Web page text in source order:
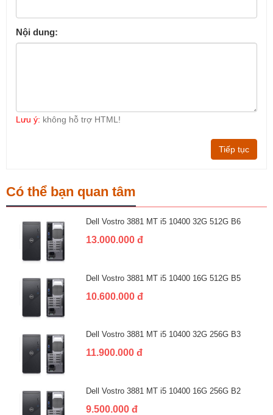
Nội dung:
Lưu ý: không hỗ trợ HTML!
Tiếp tục
Có thể bạn quan tâm
Dell Vostro 3881 MT i5 10400 32G 512G B6
13.000.000 đ
Dell Vostro 3881 MT i5 10400 16G 512G B5
10.600.000 đ
Dell Vostro 3881 MT i5 10400 32G 256G B3
11.900.000 đ
Dell Vostro 3881 MT i5 10400 16G 256G B2
9.500.000 đ